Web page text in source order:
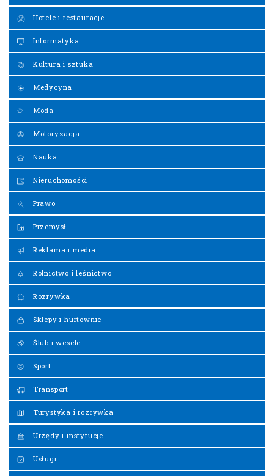
Hotele i restauracje
Informatyka
Kultura i sztuka
Medycyna
Moda
Motoryzacja
Nauka
Nieruchomości
Prawo
Przemysł
Reklama i media
Rolnictwo i leśnictwo
Rozrywka
Sklepy i hurtownie
Ślub i wesele
Sport
Transport
Turystyka i rozrywka
Urzędy i instytucje
Usługi